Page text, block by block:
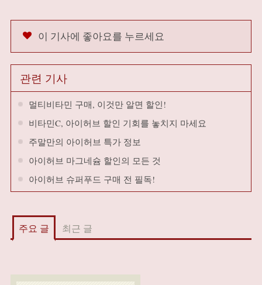
이 기사에 좋아요를 누르세요
관련 기사
멀티비타민 구매, 이것만 알면 할인!
비타민C, 아이허브 할인 기회를 놓치지 마세요
주말만의 아이허브 특가 정보
아이허브 마그네슘 할인의 모든 것
아이허브 슈퍼푸드 구매 전 필독!
주요 글 최근 글